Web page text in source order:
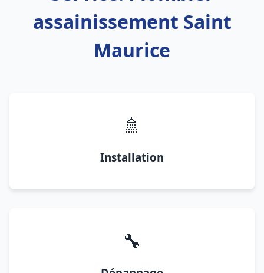
assainissement Saint
Maurice
🚿
Installation
🔧